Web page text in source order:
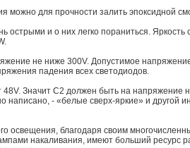
можно для прочности залить эпоксидной
острыми и о них легко пораниться. Яркость
не ниже 300V. Допустимое
падения всех светодиодов.
Значит С2 должен быть на напряжение
написано, - «белые сверх-яркие» и другой
освещения, благодаря своим
накаливания, имеют больший ресурс